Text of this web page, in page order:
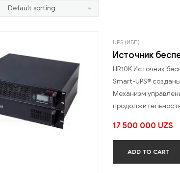
UPS (ИБП)
Источник
HR10K Источник
Smart-UPS®
Механизм
17 500 000 UZS
ADD TO CART